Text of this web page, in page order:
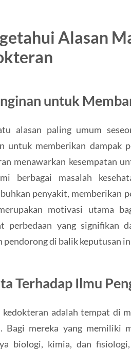
Alasan
untuk
alasan paling umum
untuk memberikan dampak
menawarkan kesempatan
berbagai masalah
penyakit, memberikan
motivasi utama
perbedaan yang signifikan
pendorong di balik keputusan
Terhadap Ilmu
kedokteran adalah tempat di
Bagi mereka yang memiliki
biologi, kimia, dan